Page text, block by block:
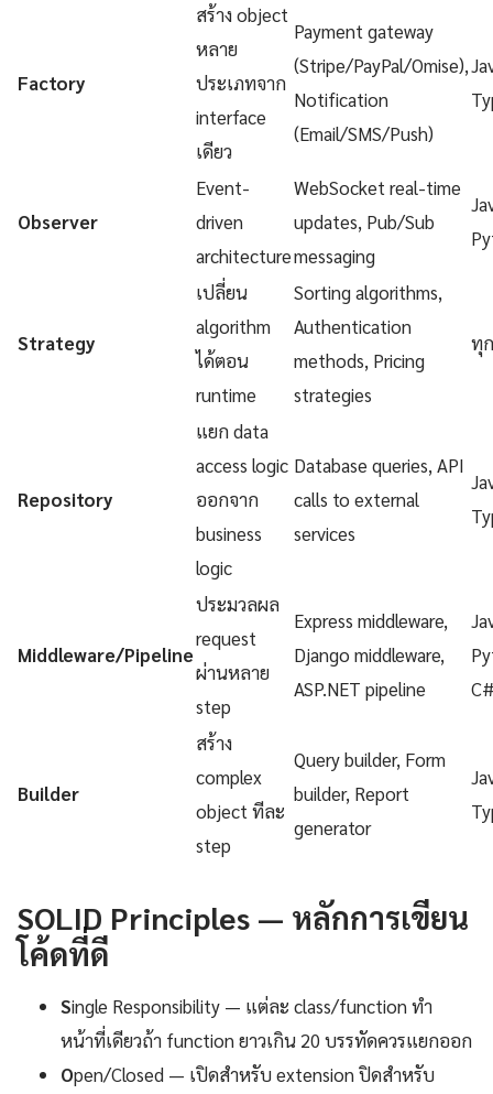
Factory
สร้าง object
หลาย
ประเภทจาก
interface
เดียว
Payment gateway
(Stripe/PayPal/Omise),
Notification
(Email/SMS/Push)
Observer
Event-
driven
architecture
WebSocket real-time
updates, Pub/Sub
messaging
Strategy
เปลี่ยน
algorithm
ได้ตอน
runtime
Sorting algorithms,
Authentication
methods, Pricing
strategies
ทุ
Repository
แยก data
access logic
ออกจาก
business
logic
Database queries, API
calls to external
services
Middleware/Pipeline
ประมวลผล
request
ผ่านหลาย
step
Express middleware,
Django middleware,
ASP.NET pipeline
Builder
สร้าง
complex
object ทีละ
step
Query builder, Form
builder, Report
generator
SOLID Principles — หลักการเขียน
โค้ดที่ดี
Single Responsibility — แต่ละ class/function ทำ
หน้าที่เดียวถ้า function ยาวเกิน 20 บรรทัดควรแยกออก
Open/Closed — เปิดสำหรับ extension ปิดสำหรับ